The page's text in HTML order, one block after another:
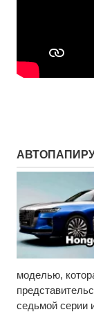
моделью,
седьмой серии